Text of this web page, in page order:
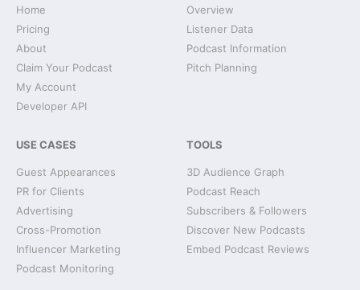
Home
Pricing
About
Claim Your Podcast
My Account
Developer API
Overview
Listener Data
Podcast Information
Pitch Planning
USE CASES
Guest Appearances
PR for Clients
Advertising
Cross-Promotion
Influencer Marketing
Podcast Monitoring
TOOLS
3D Audience Graph
Podcast Reach
Subscribers & Followers
Discover New Podcasts
Embed Podcast Reviews